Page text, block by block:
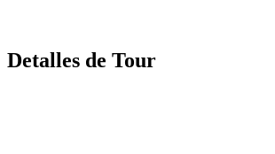
Detalles de Tour